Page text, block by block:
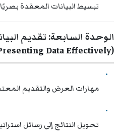
تبسيط البيانات المعقدة بصريًا
الوحدة السابعة: تقديم
(Presenting Data Effectively)
مهارات العرض والتقديم
تحويل النتائج إلى رسائل